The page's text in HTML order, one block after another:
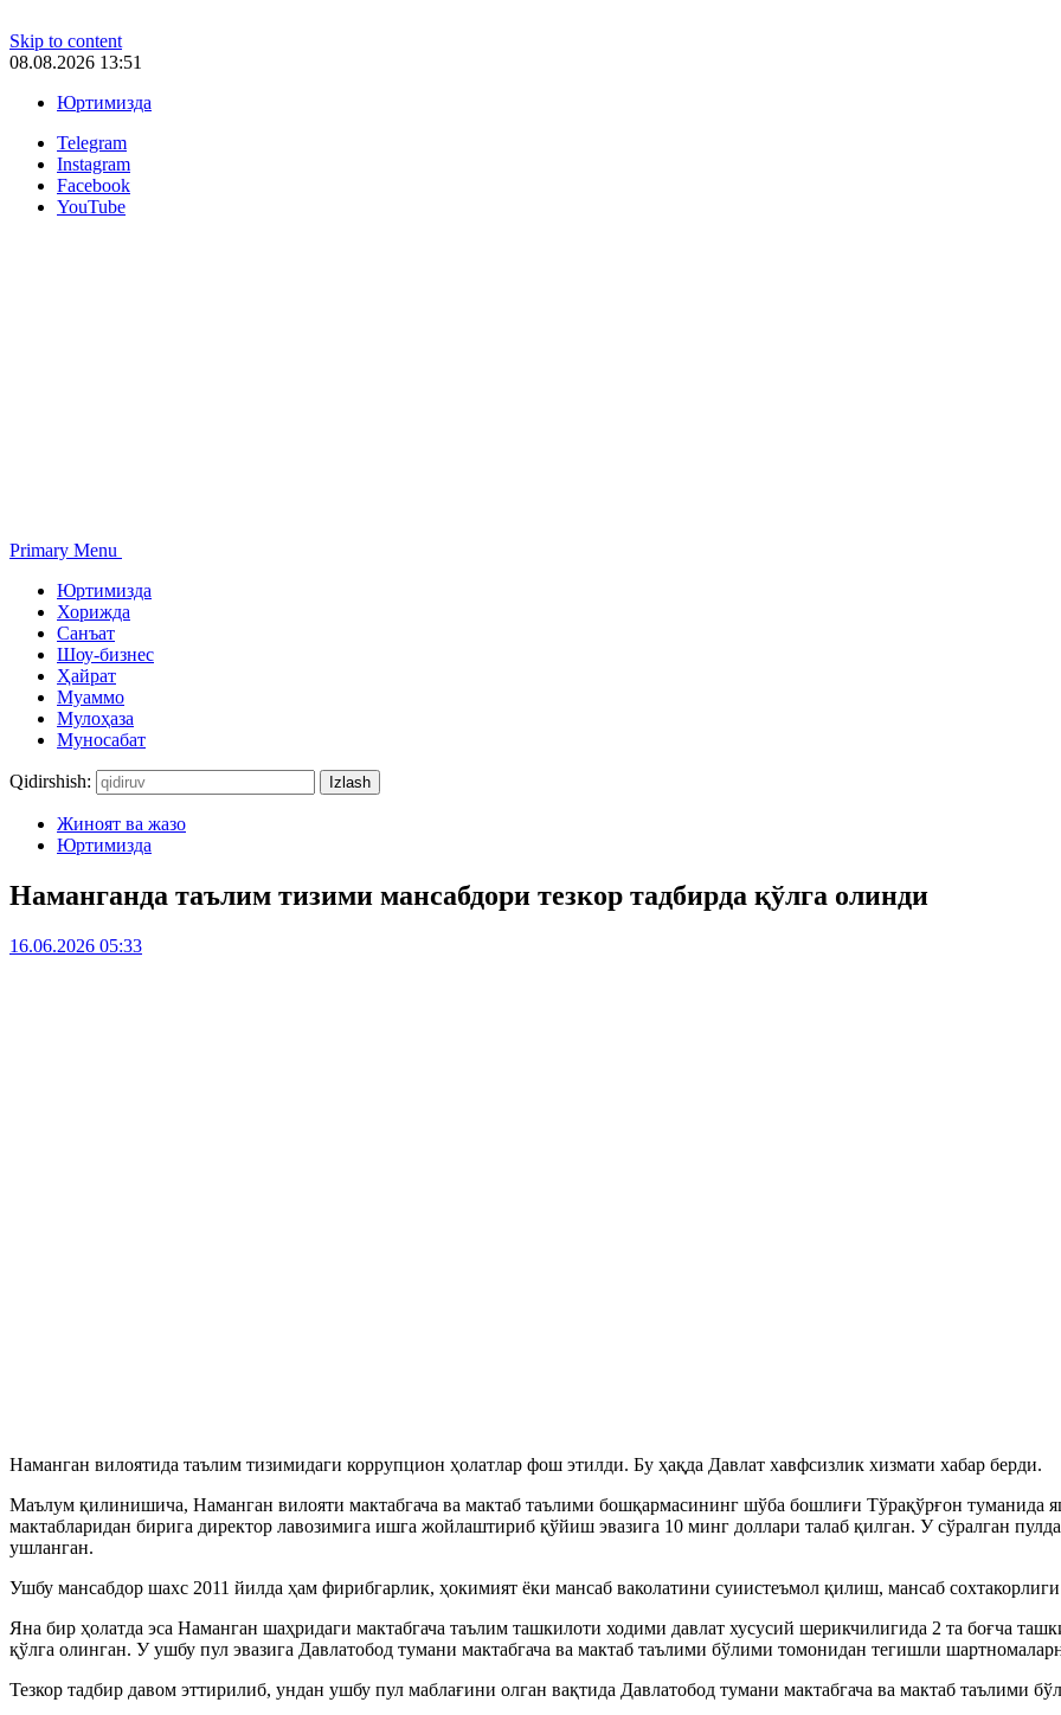
Skip to content
08.08.2026 13:51
Юртимизда
Telegram
Instagram
Facebook
YouTube
Primary Menu
Юртимизда
Хорижда
Санъат
Шоу-бизнес
Ҳайрат
Муаммо
Мулоҳаза
Муносабат
Qidirshish:
Жиноят ва жазо
Юртимизда
Наманганда таълим тизими мансабдори тезкор тадбирда қўлга олинди
16.06.2026 05:33
Наманган вилоятида таълим тизимидаги коррупцион ҳолатлар фош этилди. Бу ҳақда Давлат хавфсизлик хизмати хабар берди.
Маълум қилинишича, Наманган вилояти мактабгача ва мактаб таълими бошқармасининг шўба бошлиғи Тўрақўрғон
мактабларидан бирига директор лавозимига ишга жойлаштириб қўйиш эвазига 10 минг доллари талаб қилган. У сўралган
ушланган.
Ушбу мансабдор шахс 2011 йилда ҳам фирибгарлик, ҳокимият ёки мансаб ваколатини суиистеъмол қилиш, мансаб
Яна бир ҳолатда эса Наманган шаҳридаги мактабгача таълим ташкилоти ходими давлат хусусий шерикчилигида 2 та боғча
қўлга олинган. У ушбу пул эвазига Давлатобод тумани мактабгача ва мактаб таълими бўлими томонидан тегишли
Тезкор тадбир давом эттирилиб, ундан ушбу пул маблағини олган вақтида Давлатобод тумани мактабгача ва мактаб таълими